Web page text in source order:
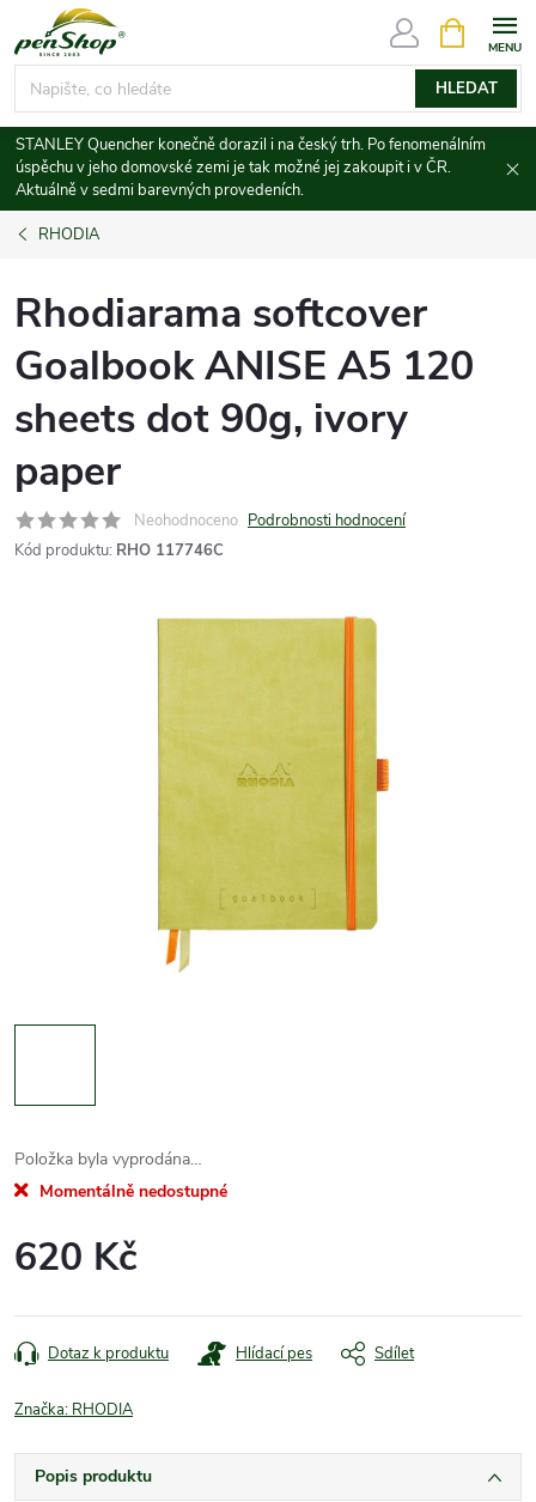
na
obsah
HLEDAT
NÁKUPNÍ
KOŠÍK
STANLEY Quencher konečně dorazil i na český trh. Po fenomenálním
úspěchu v jeho domovské zemi je tak možné jej zakoupit i v ČR.
Aktuálně v sedmi barevných provedeních.
RHODIA
Rhodiarama softcover
Goalbook ANISE A5 120
sheets dot 90g, ivory
paper
Neohodnoceno Podrobnosti hodnocení
Kód produktu: RHO 117746C
Položka byla vyprodána…
Momentálně nedostupné
620 Kč
cena:
Dotaz k produktu Hlídací pes Sdílet
Značka: RHODIA
Popis produktu